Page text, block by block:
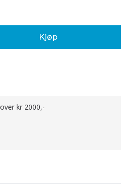
Kjøp
kr 2000,-